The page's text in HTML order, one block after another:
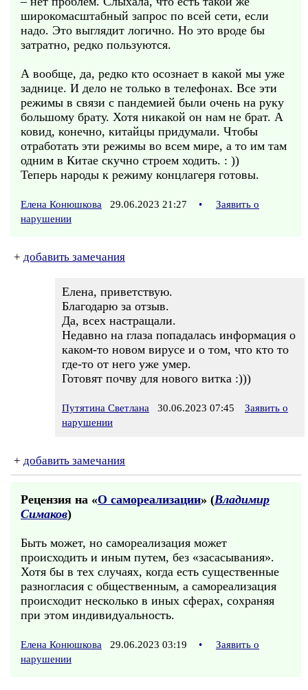
широкомасштабный запрос по всей сети, если
надо. Это выглядит логично. Но это вроде бы
затратно, редко пользуются.
А вообще, да, редко кто осознает в какой мы уже
заднице. И дело не только в телефонах. Все эти
режимы в связи с пандемией были очень на руку
большому брату. Хотя никакой он нам не брат. А
ковид, конечно, китайцы придумали. Чтобы
отработать эти режимы во всем мире, а то им там
одним в Китае скучно строем ходить. : ))
Теперь народы к режиму концлагеря готовы.
Елена Конюшкова 29.06.2023 21:27 •
Заявить о
нарушении
+ добавить замечания
Елена, приветствую.
Благодарю за отзыв.
Да, всех настращали.
Недавно на глаза попадалась информация о
каком-то новом вирусе и о том, что кто то
где-то от него уже умер.
Готовят почву для нового витка :)))
Путятина Светлана 30.06.2023 07:45
Заявить о
нарушении
+ добавить замечания
Рецензия на «О самореализации» (Владимир
Симаков)
Быть может, но самореализация может
происходить и иным путем, без «засасывания».
Хотя бы в тех случаях, когда есть существенные
разногласия с общественным, а самореализация
происходит несколько в иных сферах, сохраняя
при этом индивидуальность.
Елена Конюшкова 29.06.2023 03:19 •
Заявить о
нарушении